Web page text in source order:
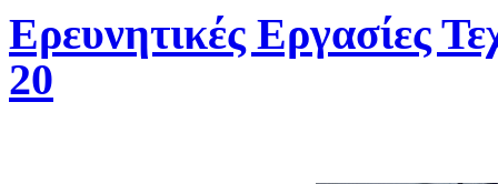
Ερευνητικές Εργασίες
20